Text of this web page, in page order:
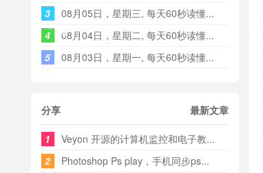
3
08月05日，星期三, 每天60秒读懂...
4
08月04日，星期二, 每天60秒读懂...
5
08月03日，星期一, 每天60秒读懂...
分享 最新文章
1
Veyon 开源的计算机监控和电子教...
2
Photoshop Ps play，手机同步ps...